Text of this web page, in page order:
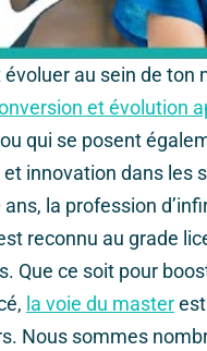
au sein de ton
et évolution
qui se posent
innovation dans les
ans, la profession
reconnu au grade
Que ce soit pour
la voie du master
Nous sommes